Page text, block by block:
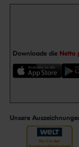
Downloade die Netto
Unsere